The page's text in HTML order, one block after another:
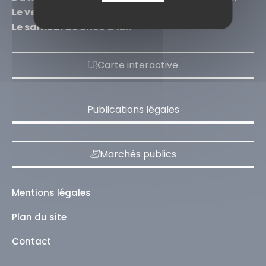
Le vendredi de 8h30 à 12h et de 13h à 16h30
Le samedi de 8h30 à 12h
Carte interactive
Publications légales
Marchés publics
Mentions légales
Plan du site
Contact